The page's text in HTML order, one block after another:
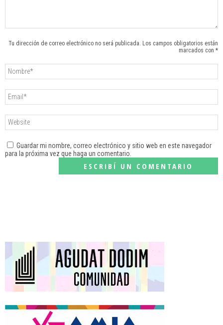
Tu dirección de correo electrónico no será publicada. Los campos obligatorios están
marcados con *
Guardar mi nombre, correo electrónico y sitio web en este navegador
para la próxima vez que haga un comentario.